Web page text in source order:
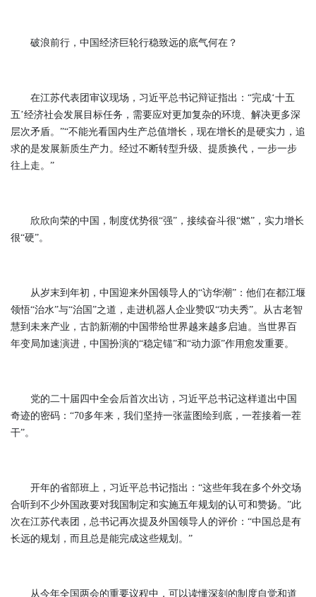
破浪前行，中国经济巨轮行稳致远的底气何在？
在江苏代表团审议现场，习近平总书记辩证指出：“完成‘十五
五’经济社会发展目标任务，需要应对更加复杂的环境、解决更多深
层次矛盾。”“不能光看国内生产总值增长，现在增长的是硬实力，追
求的是发展新质生产力。经过不断转型升级、提质换代，一步一步
往上走。”
欣欣向荣的中国，制度优势很“强”，接续奋斗很“燃”，实力增长
很“硬”。
从岁末到年初，中国迎来外国领导人的“访华潮”：他们在都江堰
领悟“治水”与“治国”之道，走进机器人企业赞叹“功夫秀”。从古老智
慧到未来产业，古韵新潮的中国带给世界越来越多启迪。当世界百
年变局加速演进，中国扮演的“稳定锚”和“动力源”作用愈发重要。
党的二十届四中全会后首次出访，习近平总书记这样道出中国
奇迹的密码：“70多年来，我们坚持一张蓝图绘到底，一茬接着一茬
干”。
开年的省部班上，习近平总书记指出：“这些年我在多个外交场
合听到不少外国政要对我国制定和实施五年规划的认可和赞扬。”此
次在江苏代表团，总书记再次提及外国领导人的评价：“中国总是有
长远的规划，而且总是能完成这些规划。”
从今年全国两会的重要议程中，可以读懂深刻的制度自觉和道